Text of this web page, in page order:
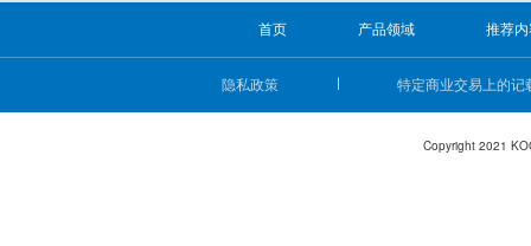
首页 产品领域 推荐
隐私政策 特定商业交易上的记
Copyright 2021